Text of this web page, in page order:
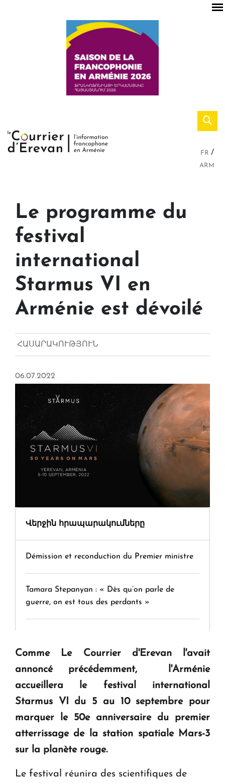
FR
ARM
Le programme du
festival
international
Starmus VI en
Arménie est dévoilé
ՀԱՍԱՐԱԿՈՒԹՅՈՒՆ
06.07.2022
Վերջին հրապարակումները
Démission et reconduction du Premier ministre
Tamara Stepanyan : « Dès qu’on parle de
guerre, on est tous des perdants »
question d'un référendum ne se pose pas. "
KASA : 30 ans d'audace, de résilience et d'avenir
Le premier hôtel Hyatt Regency d'Arménie
ouvrira ses portes à Dilijan
Comme Le Courrier d'Erevan l'avait
annoncé précédemment, l'Arménie
accueillera le festival international
Starmus VI du 5 au 10 septembre pour
marquer le 50e anniversaire du premier
atterrissage de la station spatiale Mars-3
sur la planète rouge.
Le festival réunira des scientifiques de